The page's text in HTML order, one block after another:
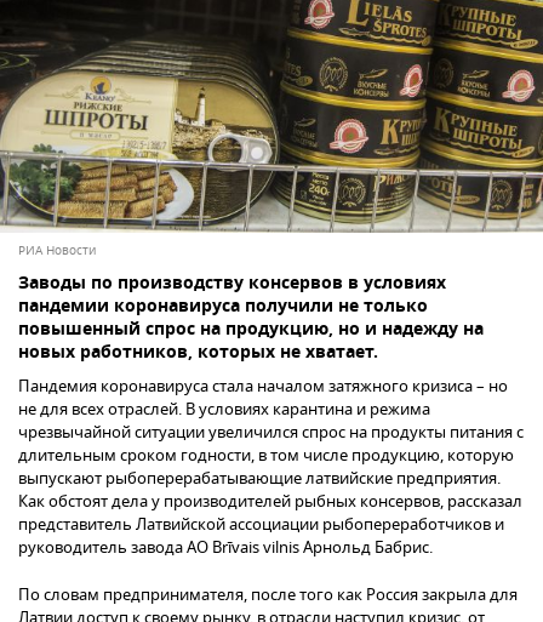
РИА Новости
Заводы по производству консервов в условиях
пандемии коронавируса получили не только
повышенный спрос на продукцию, но и надежду на
новых работников, которых не хватает.
Пандемия коронавируса стала началом затяжного кризиса – но
не для всех отраслей. В условиях карантина и режима
чрезвычайной ситуации увеличился спрос на продукты питания с
длительным сроком годности, в том числе продукцию, которую
выпускают рыбоперерабатывающие латвийские предприятия.
Как обстоят дела у производителей рыбных консервов, рассказал
представитель Латвийской ассоциации рыбопереработчиков и
руководитель завода АО Brīvais vilnis Арнольд Бабрис.
По словам предпринимателя, после того как Россия закрыла для